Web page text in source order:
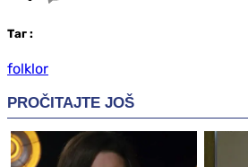
Таг :
folklor